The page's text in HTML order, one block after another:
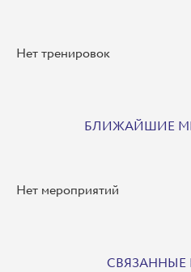
Нет тренировок
БЛИЖАЙШИЕ
Нет мероприятий